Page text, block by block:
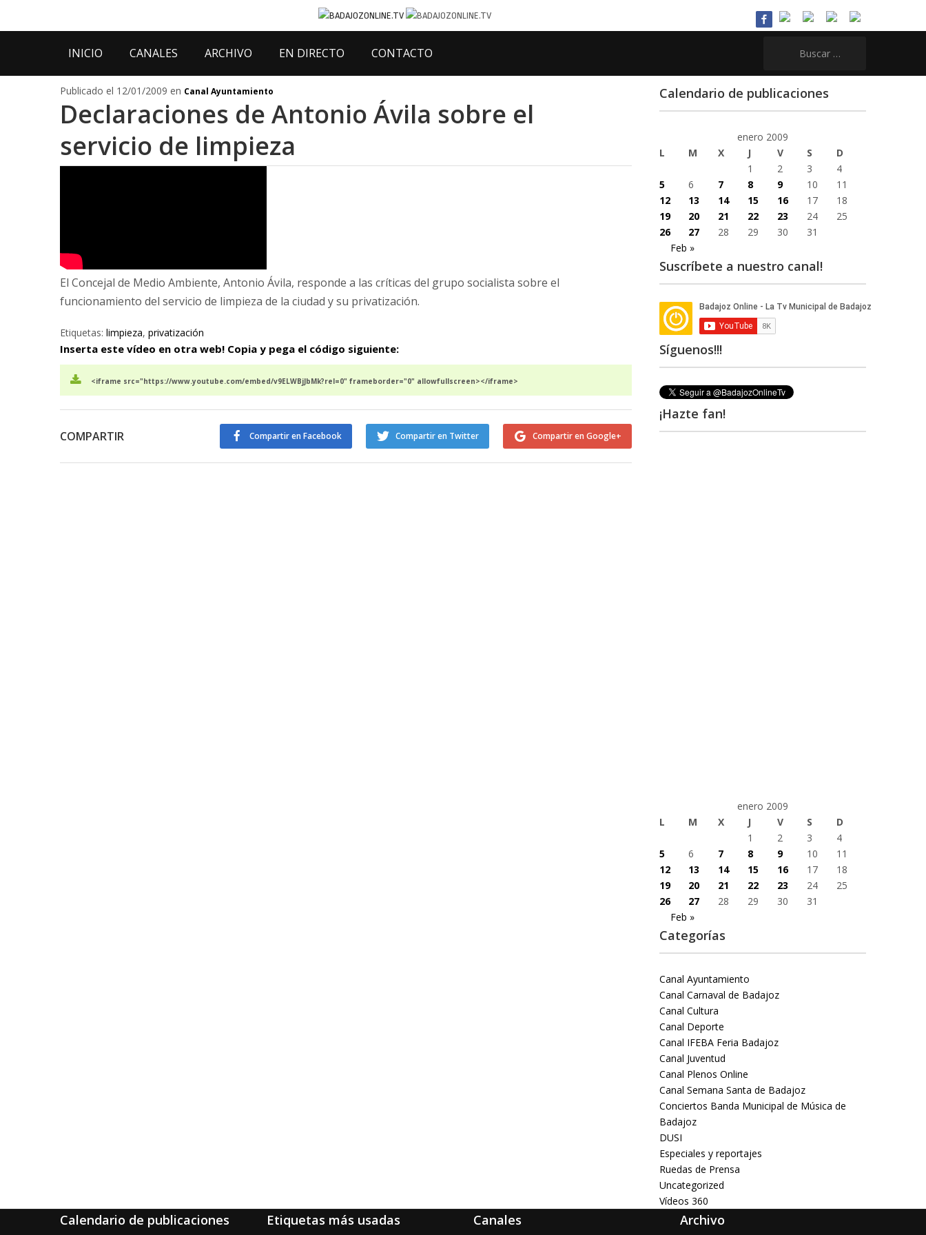
INICIO CANALES ARCHIVO EN DIRECTO CONTACTO
Publicado el 12/01/2009 en Canal Ayuntamiento
Declaraciones de Antonio Ávila sobre el
servicio de limpieza
El Concejal de Medio Ambiente, Antonio Ávila, responde a las críticas del grupo socialista sobre el
funcionamiento del servicio de limpieza de la ciudad y su privatización.
Etiquetas: limpieza, privatización
Inserta este vídeo en otra web! Copia y pega el código siguiente:
<iframe src="https://www.youtube.com/embed/v9ELWBjJbMk?rel=0" frameborder="0" allowfullscreen></iframe>
COMPARTIR Compartir en Google+
Compartir en Twitter
Compartir en Facebook
Calendario de publicaciones
enero 2009
L
M X J V S
D
1
2 3
4
5
6 7 8 9 10
11
12
13 14 15 16 17
18
19
20 21 22 23 24
25
26
27 28 29 30
31
Feb »
Suscríbete a nuestro canal!
Síguenos!!!
¡Hazte fan!
enero 2009
L
M X J V S
D
1
2 3
4
5
6 7 8 9 10
11
12
13 14 15 16 17
18
19
20 21 22 23 24
25
26
27 28 29 30
31
Feb »
Categorías
Canal Ayuntamiento
Canal Carnaval de Badajoz
Canal Cultura
Canal Deporte
Canal IFEBA Feria Badajoz
Canal Juventud
Canal Plenos Online
Canal Semana Santa de Badajoz
Conciertos Banda Municipal de Música de
Badajoz
DUSI
Especiales y reportajes
Ruedas de Prensa
Uncategorized
Vídeos 360
Calendario de publicaciones Etiquetas más usadas Canales Archivo